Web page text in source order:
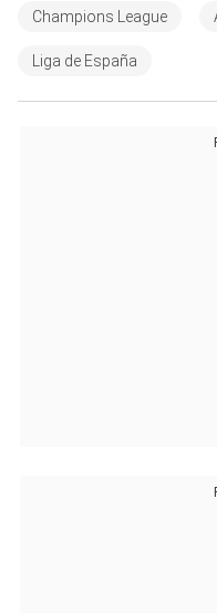
Champions League
Liga de España